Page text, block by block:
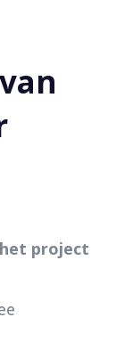
project